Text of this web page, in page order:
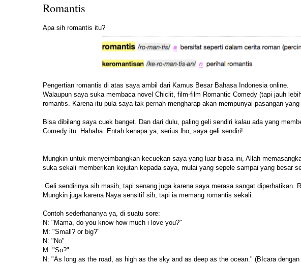
Romantis
Apa sih romantis itu?
Pengertian romantis di atas saya ambil dari Kamus Besar Bahasa Indonesia online.
Walaupun saya suka membaca novel Chiclit, film-film Romantic Comedy (tapi jauh
romantis. Karena itu pula saya tak pernah mengharap akan mempunyai pasangan
Bisa dibilang saya cuek banget. Dan dari dulu, paling geli sendiri kalau ada yang
Comedy itu. Hahaha. Entah kenapa ya, serius lho, saya geli sendiri!
Mungkin untuk menyeimbangkan kecuekan saya yang luar biasa ini, Allah
suka sekali memberikan kejutan kepada saya, mulai yang sepele sampai yang besar
Geli sendirinya sih masih, tapi senang juga karena saya merasa sangat diperhatikan.
Mungkin juga karena Naya sensitif sih, tapi ia memang romantis sekali.
Contoh sederhananya ya, di suatu sore:
N: "Mama, do you know how much i love you?"
M: "Small? or big?"
N: "No"
M: "So?"
N: "As long as the road, as high as the sky and as deep as the ocean." (BIcara